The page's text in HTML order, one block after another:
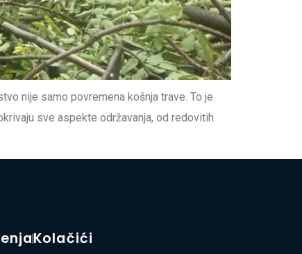
nije samo povremena košnja trave. To je
sve aspekte održavanja, od redovitih
Kolačići